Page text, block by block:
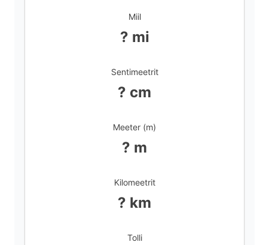
d
e
o
Miil
? mi
Sentimeetrit
? cm
Meeter (m)
? m
Kilomeetrit
? km
Tolli